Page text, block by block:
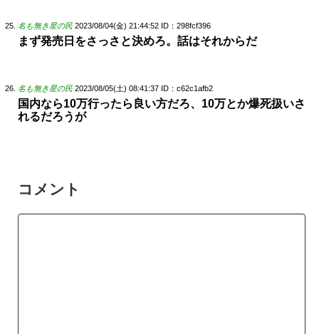
名も無き星の民 2023/08/04(金) 21:44:52 ID：298fcf396
まず発売日をさっさと決めろ。話はそれからだ
名も無き星の民 2023/08/05(土) 08:41:37 ID：c62c1afb2
国内なら10万行ったら良い方だろ、10万とか爆死扱いさ
れるだろうが
コメント